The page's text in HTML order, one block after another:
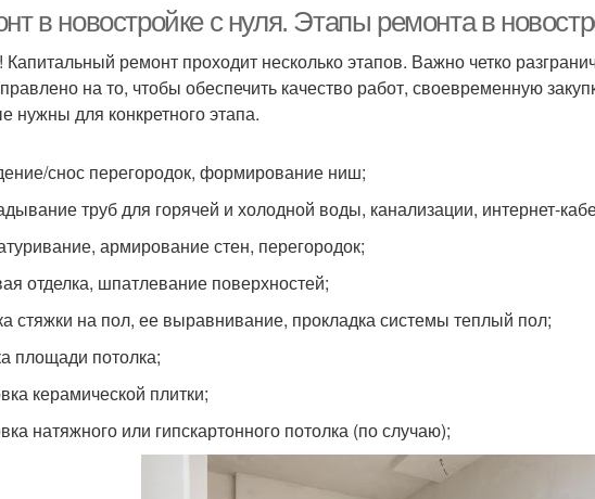
новостройках
новостройке
квартире
Однокомнатная
квартира
в новостройке с нуля. Этапы ремонта в
ремонт проходит несколько этапов. Важно четко
на то, чтобы обеспечить качество работ, своевременную
нужны для конкретного этапа.
снос перегородок, формирование ниш;
труб для горячей и холодной воды, канализации, интернет-
армирование стен, перегородок;
отделка, шпатлевание поверхностей;
стяжки на пол, ее выравнивание, прокладка системы теплый пол;
площади потолка;
керамической плитки;
натяжного или гипскартонного потолка (по случаю);